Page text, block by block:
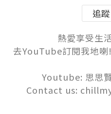
追蹤
熱愛享受生
去YouTube訂閱我地
Youtube: 思思
Contact us: